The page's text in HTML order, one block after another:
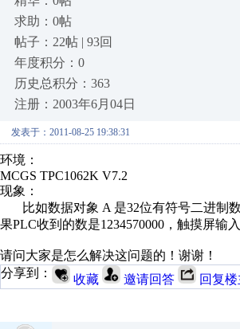
求助：0帖
帖子：22帖 | 93回
年度积分：0
历史总积分：363
注册：2003年6月04日
发表于：2011-08-25 19:38:31
环境：
MCGS TPC1062K V7.2
现象：
比如数据对象 A 是32位有符号二进制数
果PLC收到的数是1234570000，触摸屏输
请问大家是怎么解决这问题的！谢谢！
分享到：
收藏 邀请回答 回复楼